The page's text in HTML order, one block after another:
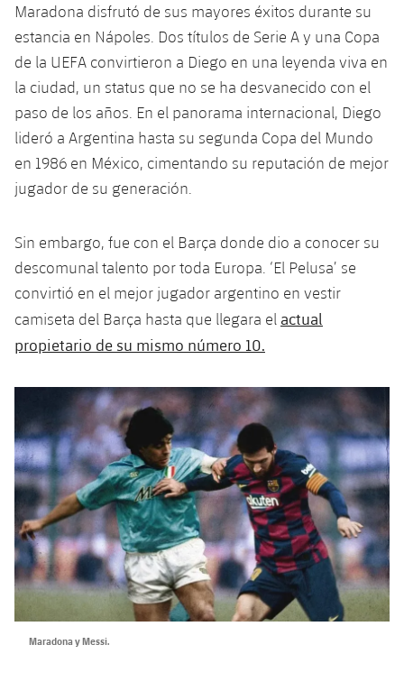
Maradona disfrutó de sus mayores éxitos durante su
estancia en Nápoles. Dos títulos de Serie A y una Copa
de la UEFA convirtieron a Diego en una leyenda viva en
la ciudad, un status que no se ha desvanecido con el
paso de los años. En el panorama internacional, Diego
lideró a Argentina hasta su segunda Copa del Mundo
en 1986 en México, cimentando su reputación de mejor
jugador de su generación.
Sin embargo, fue con el Barça donde dio a conocer su
descomunal talento por toda Europa. ‘El Pelusa’ se
convirtió en el mejor jugador argentino en vestir
camiseta del Barça hasta que llegara el actual
propietario de su mismo número 10.
Maradona y Messi.